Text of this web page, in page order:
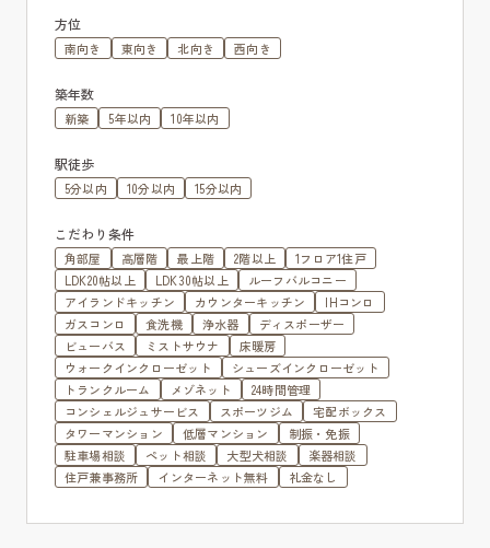
方位
南向き 東向き 北向き 西向き
築年数
新築 5年以内 10年以内
駅徒歩
5分以内 10分以内 15分以内
こだわり条件
角部屋 高層階 最上階 2階以上
1フロア1住戸
LDK20帖以上
LDK30帖以上
ルーフバルコニー
アイランドキッチン
カウンターキッチン
IHコンロ
ガスコンロ
食洗機 浄水器
ディスポーザー
ビューバス
ミストサウナ
床暖房
ウォークインクローゼット
シューズインクローゼット
トランクルーム
メゾネット
24時間管理
コンシェルジュサービス
スポーツジム
宅配ボックス
タワーマンション
低層マンション
制振・免振
駐車場相談
ペット相談 大型犬相談
楽器相談
住戸兼事務所
インターネット無料 礼金なし